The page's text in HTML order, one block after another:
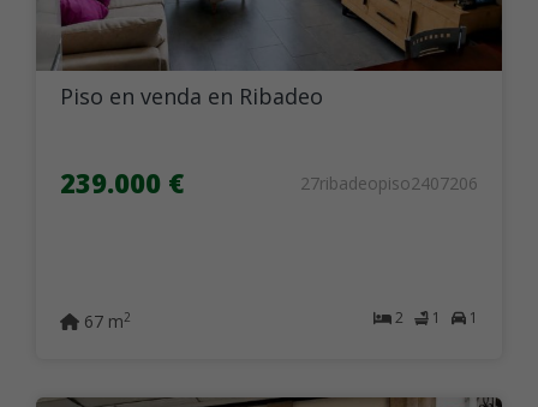
Piso en venda en Ribadeo
239.000 € 27ribadeopiso2407206
2 1 1
67 m2